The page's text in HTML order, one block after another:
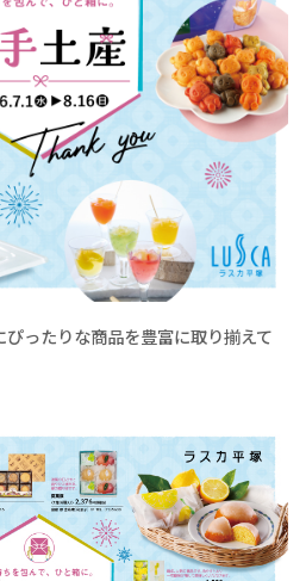
ったりな商品を豊富に取り揃えて